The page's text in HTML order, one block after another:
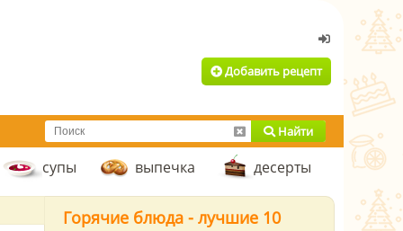
Добавить рецепт
Найти
супы выпечка десерты
Горячие блюда - лучшие 10